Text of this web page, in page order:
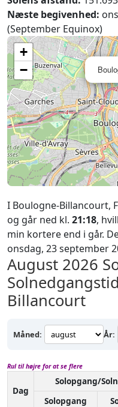
Næste begivenhed:
(September Equinox)
+
−
I Boulogne-Billancourt,
og går ned kl. 21:18,
min kortere end i går.
onsdag, 23 september
August 2026
Billancourt
Måned: År:
Rul til højre for at se flere
Dag
Solopgang/
Solopgang